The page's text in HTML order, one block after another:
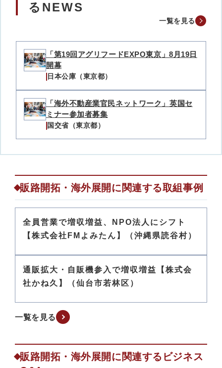
るNEWS
一覧を見る
「第19回アグリフードEXPO東京」8月19日
開幕
日本公庫（東京都）
「海外不動産業官民ネットワーク」英国セ
ミナー参加者募集
国交省（東京都）
販路開拓・海外展開に関連する取組事例
全員営業で増収増益、NPO法人にシフト
【株式会社FMよみたん】（沖縄県読谷村）
通販拡大・自販機参入で増収増益【株式会
社かね久】（仙台市若林区）
一覧を見る
販路開拓・海外展開に関連するビジネス